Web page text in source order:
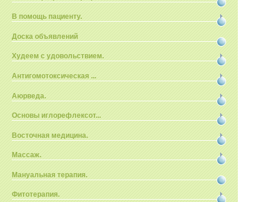
В помощь пациенту.
Доска объявлений
Худеем с удовольствием.
Антигомотоксическая ...
Аюрведа.
Основы иглорефлексот...
Восточная медицина.
Массаж.
Мануальная терапия.
Фитотерапия.